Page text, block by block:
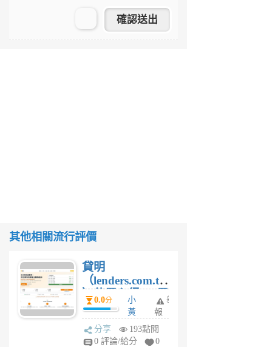
其他相關流行評價
貸明
（lenders.com.tw
）使用心得 — 民
間貸款比較平台
體驗
0.0分
小
黃
蜂
1
舉
報
分享
193點閱
0 評論/給分
0